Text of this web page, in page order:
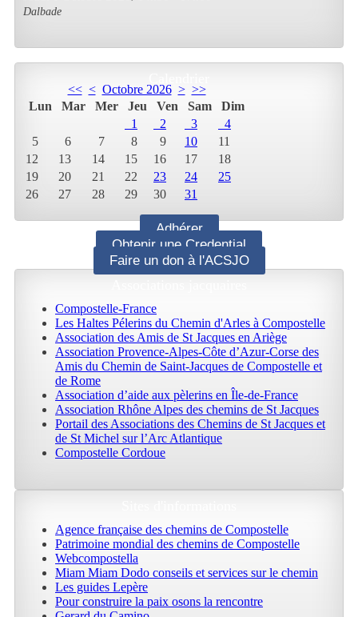
Dalbade
<< < Octobre 2026 > >>
Lun
Mar Mer Jeu Ven Sam
Dim
1
2 3
4
5
6 7 8 9 10
11
12
13 14 15 16 17
18
19
20 21 22 23 24
25
26
27 28 29 30 31
Adhérer
Obtenir une Credential
Faire un don à l'ACSJO
Compostelle-France
Les Haltes Pélerins du Chemin d'Arles à Compostelle
Association des Amis de St Jacques en Ariège
Association Provence-Alpes-Côte d’Azur-Corse des
Amis du Chemin de Saint-Jacques de Compostelle et
de Rome
Association d’aide aux pèlerins en Île-de-France
Association Rhône Alpes des chemins de St Jacques
Portail des Associations des Chemins de St Jacques et
de St Michel sur l’Arc Atlantique
Compostelle Cordoue
Agence française des chemins de Compostelle
Patrimoine mondial des chemins de Compostelle
Webcompostella
Miam Miam Dodo conseils et services sur le chemin
Les guides Lepère
Pour construire la paix osons la rencontre